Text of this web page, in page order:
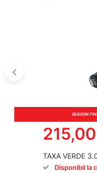
SEASON
TAXA VERDE
Disponibil la